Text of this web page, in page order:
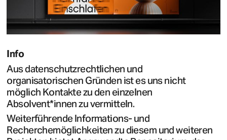
Info
Aus datenschutzrechtlichen und
organisatorischen Gründen ist es uns nicht
möglich Kontakte zu den einzelnen
Absolvent*innen zu vermitteln.
Weiterführende Informations- und
Recherchemöglichkeiten zu diesem und weiteren